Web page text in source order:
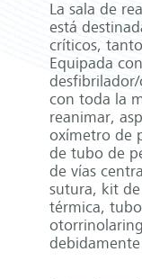
La sala de
está
críticos,
Equipada
con toda la
reanimar,
oxímetro de
de tubo de
de vías
sutura, kit
térmica,